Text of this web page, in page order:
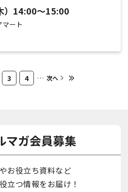
）14:00～15:00
ート
3 4 … 次へ
マガ会員募集
お役立ち資料など
立つ情報をお届け！